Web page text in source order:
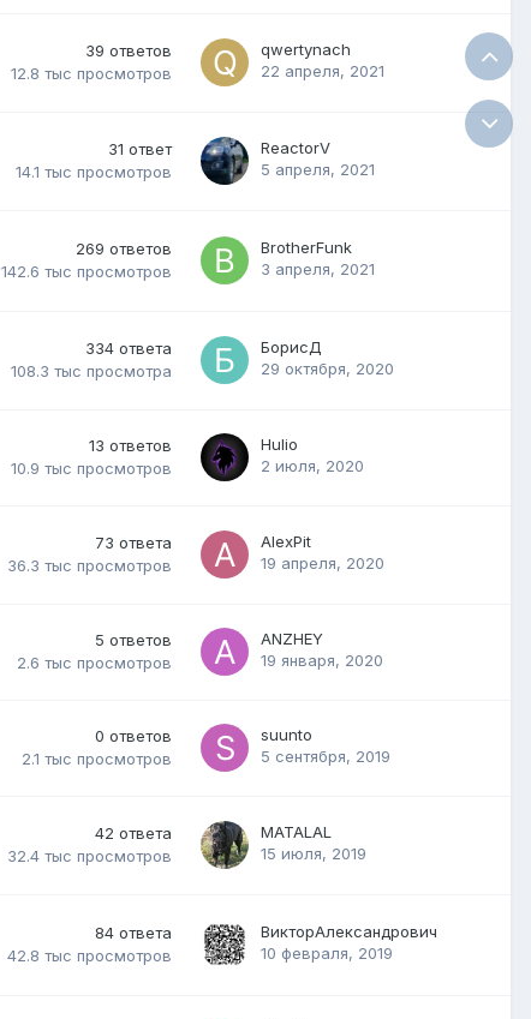
39 ответов
12.8 тыс просмотров
qwertynach
22 апреля, 2021
31 ответ
14.1 тыс просмотров
ReactorV
5 апреля, 2021
269 ответов
142.6 тыс просмотров
BrotherFunk
3 апреля, 2021
334 ответа
108.3 тыс просмотра
БорисД
29 октября, 2020
13 ответов
10.9 тыс просмотров
Hulio
2 июля, 2020
73 ответа
36.3 тыс просмотров
AlexPit
19 апреля, 2020
5 ответов
2.6 тыс просмотров
ANZHEY
19 января, 2020
0 ответов
2.1 тыс просмотров
suunto
5 сентября, 2019
42 ответа
32.4 тыс просмотров
MATALAL
15 июля, 2019
84 ответа
42.8 тыс просмотров
ВикторАлександрович
10 февраля, 2019